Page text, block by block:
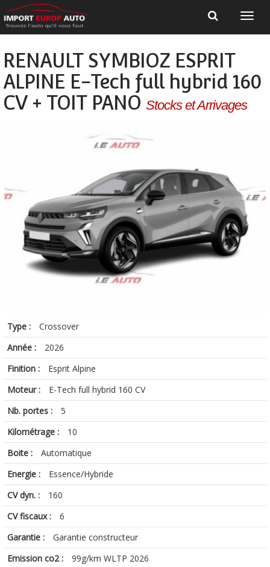
RENAULT SYMBIOZ ESPRIT
ALPINE E-Tech full hybrid 160
CV + TOIT PANO Stocks et Arrivages
Type :
Crossover
Année :
2026
Finition :
Esprit Alpine
Moteur :
E-Tech full hybrid 160 CV
Nb. portes :
5
Kilométrage :
10
Boite :
Automatique
Energie :
Essence/Hybride
CV dyn. :
160
CV fiscaux :
6
Garantie :
Garantie constructeur
Emission co2 :
99g/km WLTP 2026